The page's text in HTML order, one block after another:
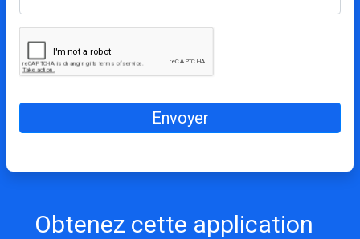
Envoyer
Obtenez cette application